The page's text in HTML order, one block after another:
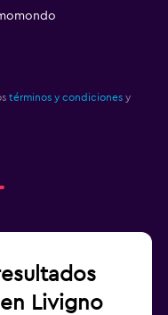
términos y condiciones y
Livigno